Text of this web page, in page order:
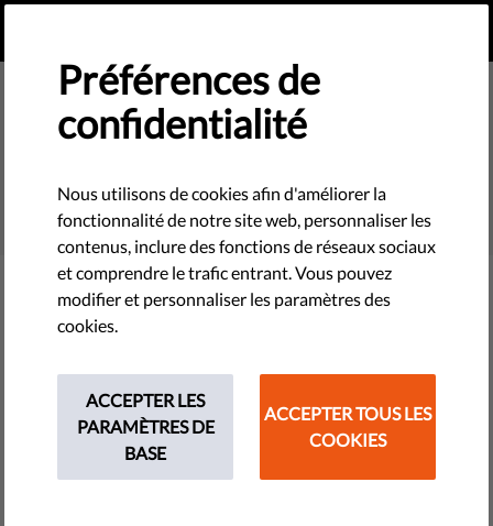
Filter
THEMES
Préférences de
confidentialité
Nous utilisons de cookies afin d'améliorer la
fonctionnalité de notre site web, personnaliser les
contenus, inclure des fonctions de réseaux sociaux
et comprendre le trafic entrant. Vous pouvez
modifier et personnaliser les paramètres des
cookies.
ACCEPTER LES
PARAMÈTRES DE
BASE
ACCEPTER TOUS LES
COOKIES